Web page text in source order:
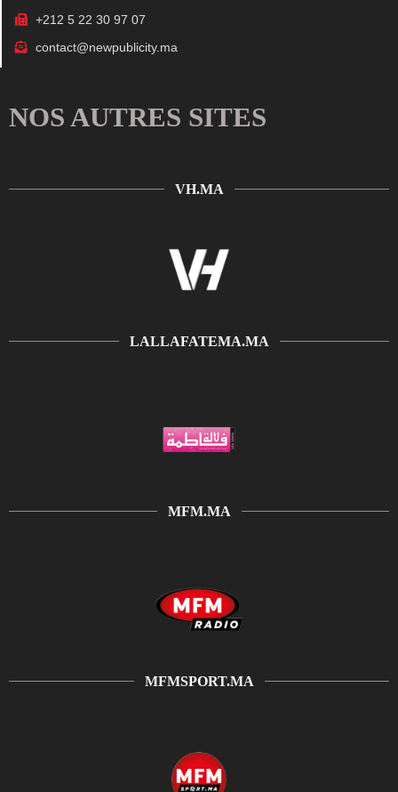
+212 5 22 30 97 07
contact@newpublicity.ma
NOS AUTRES SITES
VH.MA
LALLAFATEMA.MA
MFM.MA
MFMSPORT.MA